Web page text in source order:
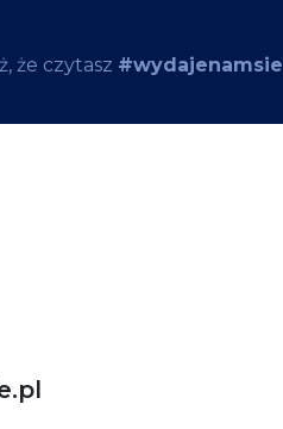
że czytasz #wydajenamsie